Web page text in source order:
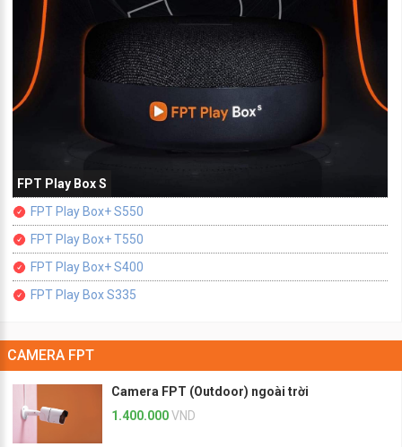
FPT Play Box S
FPT Play Box+ S550
FPT Play Box+ T550
FPT Play Box+ S400
FPT Play Box S335
CAMERA FPT
Camera FPT (Outdoor) ngoài trời
1.400.000VND